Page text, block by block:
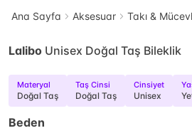
Ana Sayfa Aksesuar Takı &
Lalibo Unisex Doğal Taş Bileklik
Materyal
Doğal Taş
Taş Cinsi
Doğal Taş
Cinsiyet
Unisex
Beden